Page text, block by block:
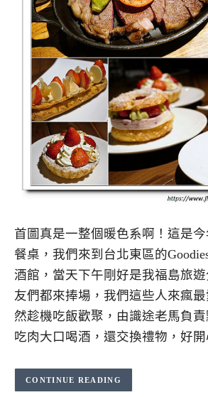
首圖真是一整個暖色系啊！這是
餐桌，我們來到台北東區的
酒館，當天下午剛好是我福島旅
友們都來捧場，我們這些人來瘋
然趁機吃飯歡聚，由識途老馬負
吃肉大口喝酒，還交換禮物，好
CONTINUE READING